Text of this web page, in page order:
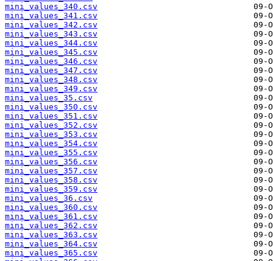
mini_values_340.csv
mini_values_341.csv
mini_values_342.csv
mini_values_343.csv
mini_values_344.csv
mini_values_345.csv
mini_values_346.csv
mini_values_347.csv
mini_values_348.csv
mini_values_349.csv
mini_values_35.csv
mini_values_350.csv
mini_values_351.csv
mini_values_352.csv
mini_values_353.csv
mini_values_354.csv
mini_values_355.csv
mini_values_356.csv
mini_values_357.csv
mini_values_358.csv
mini_values_359.csv
mini_values_36.csv
mini_values_360.csv
mini_values_361.csv
mini_values_362.csv
mini_values_363.csv
mini_values_364.csv
mini_values_365.csv